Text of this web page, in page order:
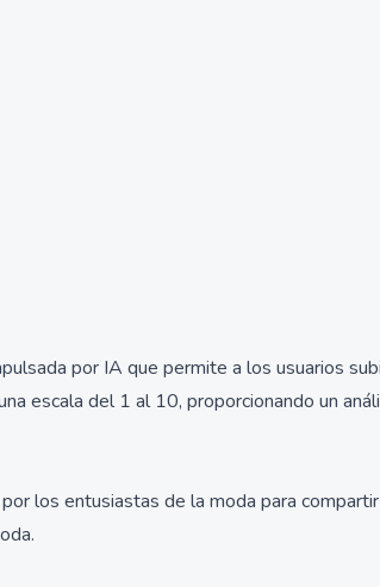
por IA que permite a los usuarios
escala del 1 al 10, proporcionando un
los entusiastas de la moda para